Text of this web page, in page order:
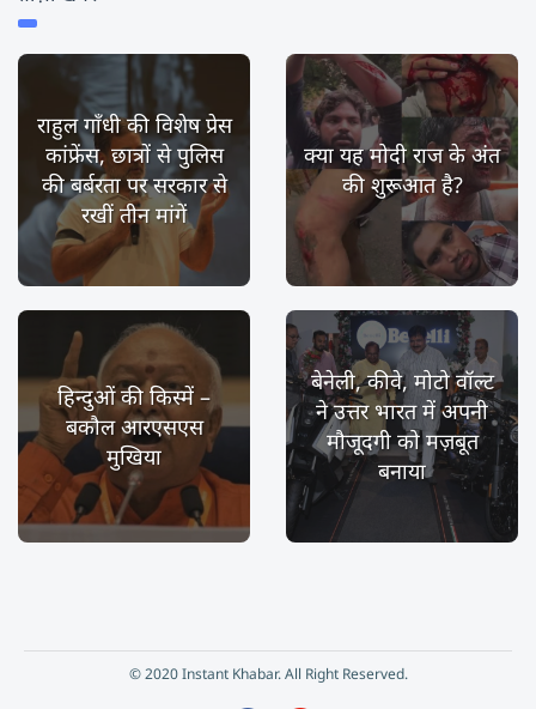
राहुल गाँधी की विशेष प्रेस
कांफ्रेंस, छात्रों से पुलिस
की बर्बरता पर सरकार से
रखीं तीन मांगें
क्या यह मोदी राज के अंत
की शुरूआत है?
हिन्दुओं की किस्में –
बकौल आरएसएस
मुखिया
बेनेली, कीवे, मोटो वॉल्ट
ने उत्तर भारत में अपनी
मौजूदगी को मज़बूत
बनाया
© 2020 Instant Khabar. All Right Reserved.